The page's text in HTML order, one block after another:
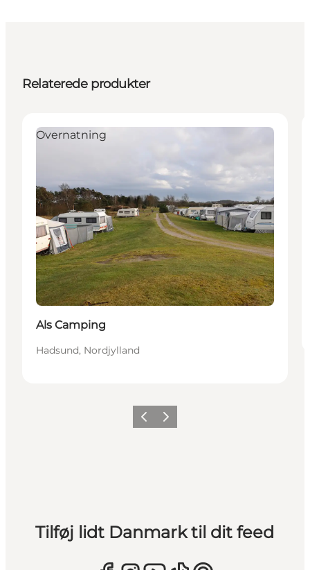
Relaterede produkter
Overnatning
Als Camping
Hadsund, Nordjylland
ForrigeNæste
Tilføj lidt Danmark til dit feed